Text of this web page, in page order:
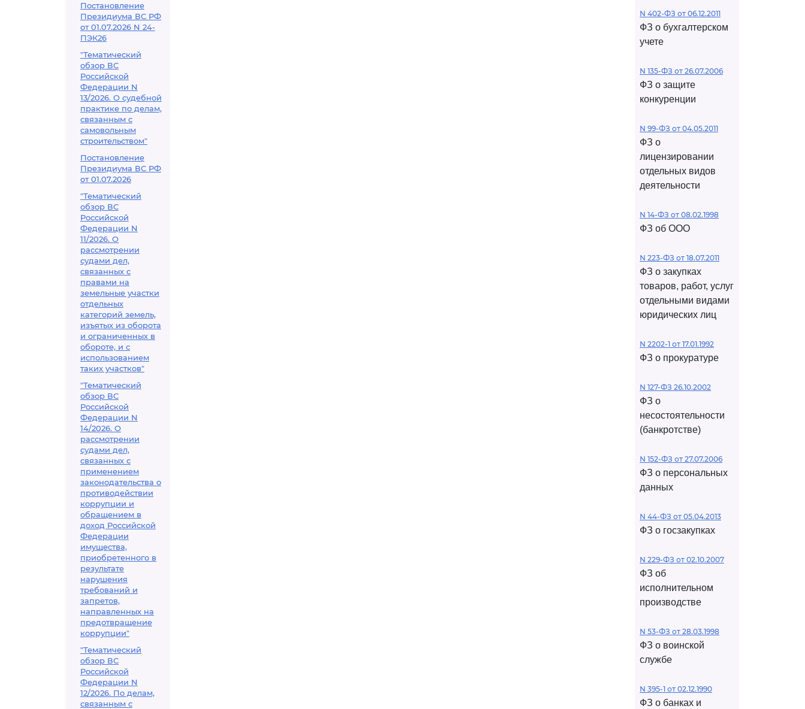
Постановление
Президиума ВС РФ
от 01.07.2026 N 24-
ПЭК26
"Тематический
обзор ВС
Российской
Федерации N
13/2026. О судебной
практике по делам,
связанным с
самовольным
строительством"
Постановление
Президиума ВС РФ
от 01.07.2026
"Тематический
обзор ВС
Российской
Федерации N
11/2026. О
рассмотрении
судами дел,
связанных с
правами на
земельные участки
отдельных
категорий земель,
изъятых из оборота
и ограниченных в
обороте, и с
использованием
таких участков"
"Тематический
обзор ВС
Российской
Федерации N
14/2026. О
рассмотрении
судами дел,
связанных с
применением
законодательства о
противодействии
коррупции и
обращением в
доход Российской
Федерации
имущества,
приобретенного в
результате
нарушения
требований и
запретов,
направленных на
предотвращение
коррупции"
"Тематический
обзор ВС
Российской
Федерации N
12/2026. По делам,
связанным с
N 402-ФЗ от 06.12.2011
ФЗ о бухгалтерском
учете
N 135-ФЗ от 26.07.2006
ФЗ о защите
конкуренции
N 99-ФЗ от 04.05.2011
ФЗ о
лицензировании
отдельных видов
деятельности
N 14-ФЗ от 08.02.1998
ФЗ об ООО
N 223-ФЗ от 18.07.2011
ФЗ о закупках
товаров, работ, услуг
отдельными видами
юридических лиц
N 2202-1 от 17.01.1992
ФЗ о прокуратуре
N 127-ФЗ 26.10.2002
ФЗ о
несостоятельности
(банкротстве)
N 152-ФЗ от 27.07.2006
ФЗ о персональных
данных
N 44-ФЗ от 05.04.2013
ФЗ о госзакупках
N 229-ФЗ от 02.10.2007
ФЗ об
исполнительном
производстве
N 53-ФЗ от 28.03.1998
ФЗ о воинской
службе
N 395-1 от 02.12.1990
ФЗ о банках и